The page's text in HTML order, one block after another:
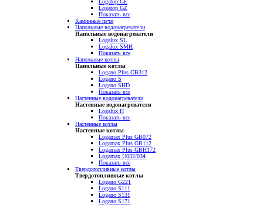
Logatop GE
Logatop GZ
Показать все
Каминные печи
Напольные водонагреватели
Напольные водонагреватели
Logalux SL
Logalux SMH
Показать все
Напольные котлы
Напольные котлы
Logano Plus GB312
Logano S
Logano SHD
Показать все
Настенные водонагреватели
Настенные водонагреватели
Logalux H
Показать все
Настенные котлы
Настенные котлы
Logamax Plus GB072
Logamax Plus GB112
Logamax Plus GBH172
Logamax U032/034
Показать все
Твердотопливные котлы
Твердотопливные котлы
Logano G221
Logano S111
Logano S131
Logano S171